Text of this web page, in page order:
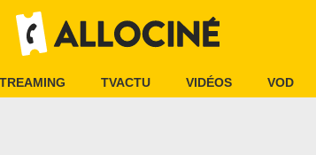
TVACTU VIDÉOS VOD